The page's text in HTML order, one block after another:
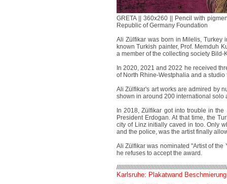
GRETA || 360x260 || Pencil with
Republic of Germany Foundation
Ali Zülfikar was born in Milelis, Turkey
known Turkish painter, Prof. Memduh
a member of the collecting society Bild-
In 2020, 2021 and 2022 he received
of North Rhine-Westphalia and a
Ali Zülfikar's art works are admired by
shown in around 200 international
In 2018, Zülfikar got into trouble in
President Erdogan. At that time, the
city of Linz initially caved in too. Only
and the police, was the artist finally
Ali Zülfikar was nominated "Artist of the
he refuses to accept the award.
Karlsruhe: Plakatwand